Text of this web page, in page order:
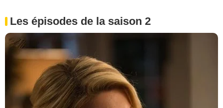
Les épisodes de la saison 2